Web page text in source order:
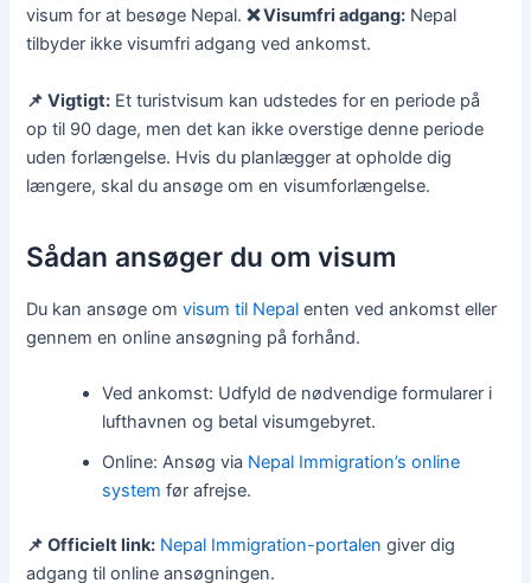
visum for at besøge Nepal.❌ Visumfri adgang: Nepal
tilbyder ikke visumfri adgang ved ankomst.
📌 Vigtigt: Et turistvisum kan udstedes for en periode på
op til 90 dage, men det kan ikke overstige denne periode
uden forlængelse. Hvis du planlægger at opholde dig
længere, skal du ansøge om en visumforlængelse.
Sådan ansøger du om visum
Du kan ansøge omvisum til Nepal enten ved ankomst eller
gennem en online ansøgning på forhånd.
Ved ankomst: Udfyld de nødvendige formularer i
lufthavnen og betal visumgebyret.
Online: Ansøg via Nepal Immigration’s online
system før afrejse.
📌 Officielt link: Nepal Immigration-portalen giver dig
adgang til online ansøgningen.